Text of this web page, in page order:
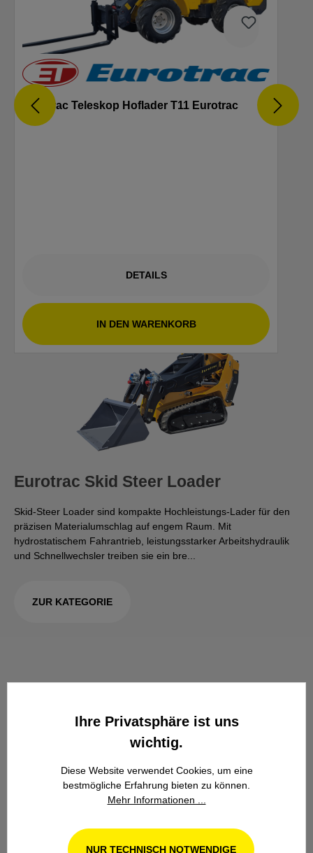
Eurotrac Teleskop Hoflader T11 Eurotrac
DETAILS
IN DEN WARENKORB
Eurotrac Skid Steer Loader
Skid-Steer Loader sind kompakte Hochleistungs-Lader für den
präzisen Materialumschlag auf engem Raum. Mit
hydrostatischem Fahrantrieb, leistungsstarker Arbeitshydraulik
und Schnellwechsler treiben sie ein bre...
ZUR KATEGORIE
Ihre Privatsphäre ist uns
wichtig.
Diese Website verwendet Cookies, um eine
bestmögliche Erfahrung bieten zu können.
Mehr Informationen ...
NUR TECHNISCH NOTWENDIGE